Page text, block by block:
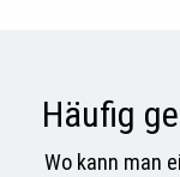
Häufig
Wo kann man